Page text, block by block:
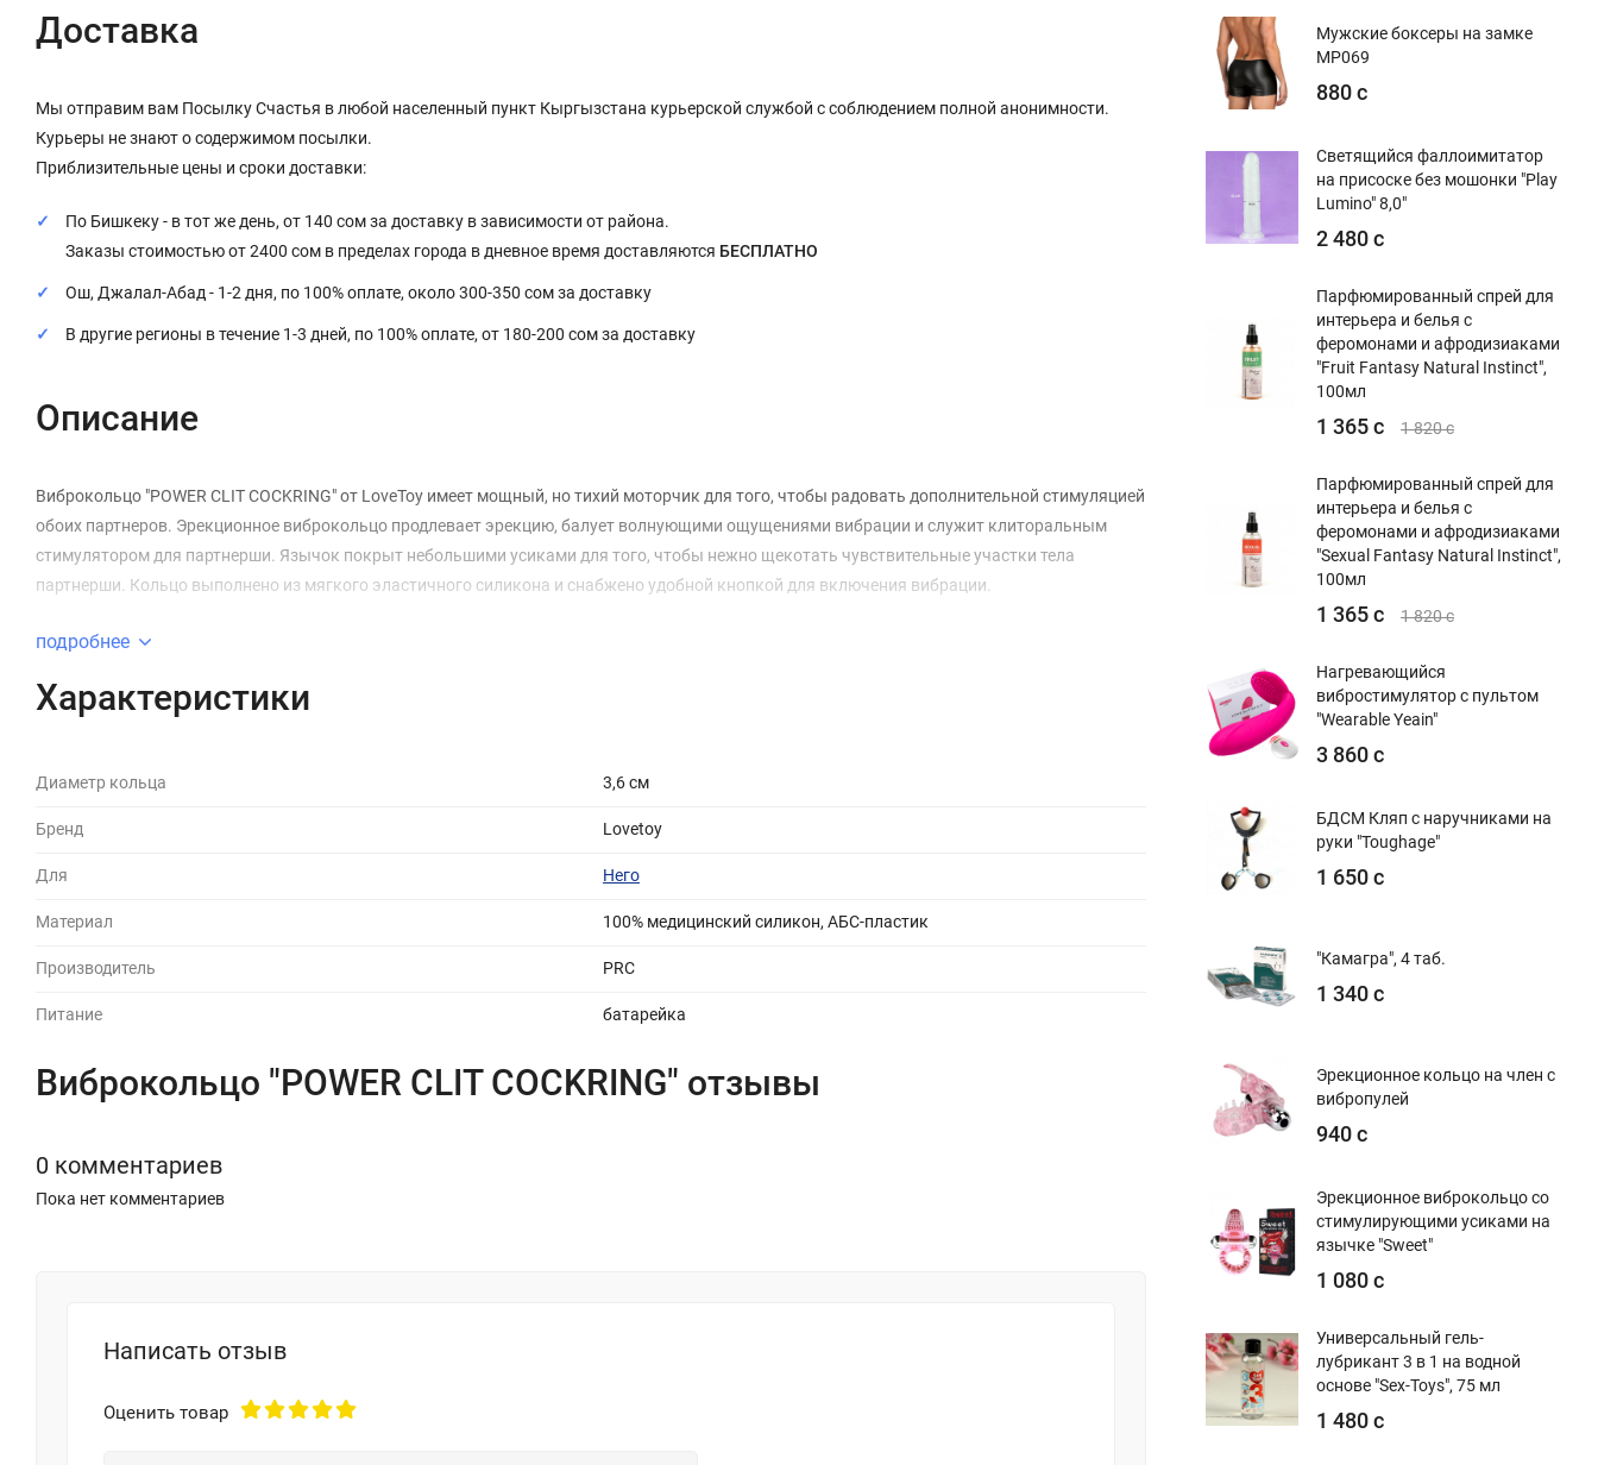
Доставка
Мы отправим вам Посылку Счастья в любой населенный пункт Кыргызстана курьерской службой с соблюдением полной анонимности.
Курьеры не знают о содержимом посылки.
Приблизительные цены и сроки доставки:
По Бишкеку - в тот же день, от 140 сом за доставку в зависимости от района.
Заказы стоимостью от 2400 сом в пределах города в дневное время доставляются БЕСПЛАТНО
Ош, Джалал-Абад - 1-2 дня, по 100% оплате, около 300-350 сом за доставку
В другие регионы в течение 1-3 дней, по 100% оплате, от 180-200 сом за доставку
Описание
Виброкольцо "POWER CLIT COCKRING" от LoveToy имеет мощный, но тихий моторчик для того, чтобы радовать дополнительной стимуляцией
обоих партнеров. Эрекционное виброкольцо продлевает эрекцию, балует волнующими ощущениями вибрации и служит клиторальным
стимулятором для партнерши. Язычок покрыт небольшими усиками для того, чтобы нежно щекотать чувствительные участки тела
партнерши. Кольцо выполнено из мягкого эластичного силикона и снабжено удобной кнопкой для включения вибрации.
подробнее
Характеристики
Диаметр кольца 3,6 см
Бренд Lovetoy
Для Него
Материал 100% медицинский силикон, АБС-пластик
Производитель PRC
Питание батарейка
Виброкольцо "POWER CLIT COCKRING" отзывы
0 комментариев
Пока нет комментариев
Написать отзыв
Оценить товар
Мужские боксеры на замке
MP069
880 с
Светящийся фаллоимитатор
на присоске без мошонки "Play
Lumino" 8,0"
2 480 с
Парфюмированный спрей для
интерьера и белья с
феромонами и афродизиаками
"Fruit Fantasy Natural Instinct",
100мл
1 365 с 1 820 с
Парфюмированный спрей для
интерьера и белья с
феромонами и афродизиаками
"Sexual Fantasy Natural Instinct",
100мл
1 365 с 1 820 с
Нагревающийся
вибростимулятор с пультом
"Wearable Yeain"
3 860 с
БДСМ Кляп с наручниками на
руки "Toughage"
1 650 с
"Камагра", 4 таб.
1 340 с
Эрекционное кольцо на член с
вибропулей
940 с
Эрекционное виброкольцо со
стимулирующими усиками на
язычке "Sweet"
1 080 с
Универсальный гель-
лубрикант 3 в 1 на водной
основе "Sex-Toys", 75 мл
1 480 с